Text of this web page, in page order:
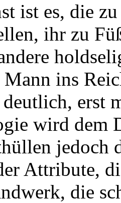
ist es, die
ihr zu
ins
erst
wird dem
jedoch
Attribute,
die